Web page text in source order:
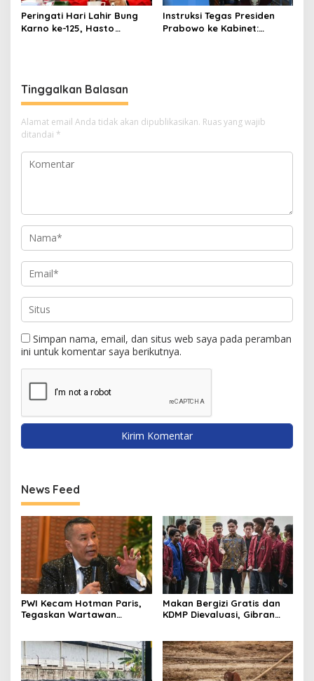
Peringati Hari Lahir Bung
Karno ke-125, Hasto
Instruksi Tegas Presiden
Prabowo ke Kabinet:
Tinggalkan Balasan
Alamat email Anda tidak akan dipublikasikan. Ruas yang wajib
ditandai *
Simpan nama, email, dan situs web saya pada peramban
ini untuk komentar saya berikutnya.
News Feed
PWI Kecam Hotman Paris,
Tegaskan Wartawan
Makan Bergizi Gratis dan
KDMP Dievaluasi, Gibran